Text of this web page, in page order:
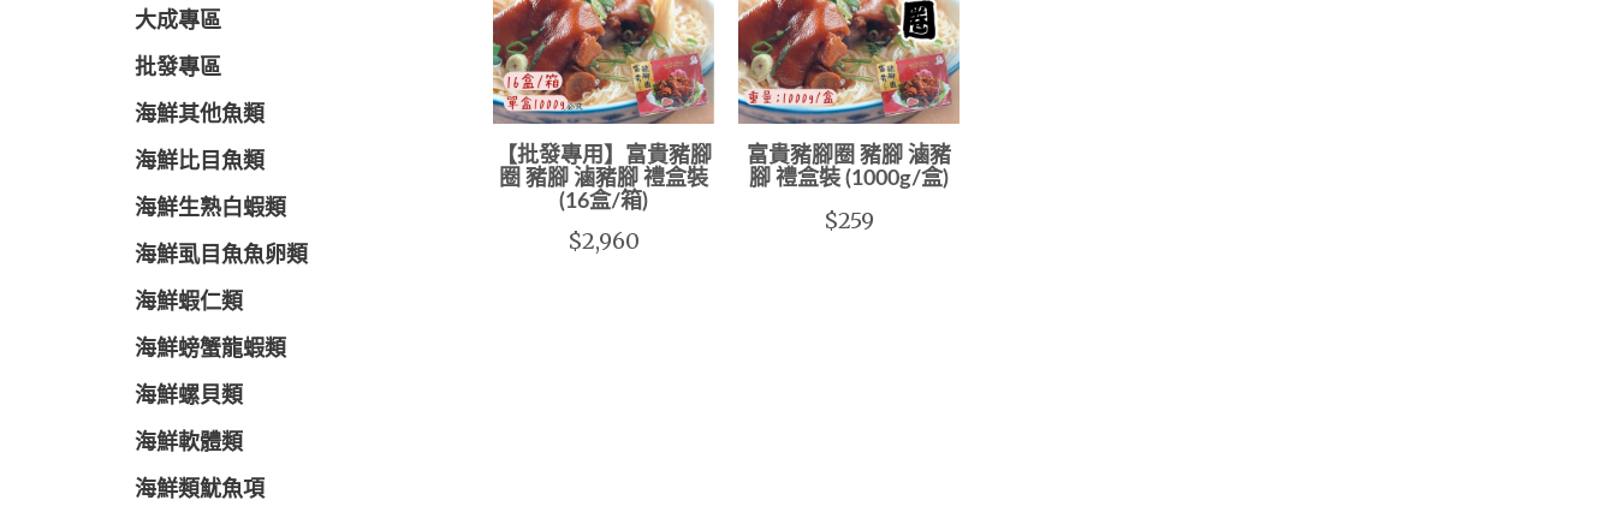
大成專區
批發專區
海鮮其他魚類
海鮮比目魚類
海鮮生熟白蝦類
海鮮虱目魚魚卵類
海鮮蝦仁類
海鮮螃蟹龍蝦類
海鮮螺貝類
海鮮軟體類
海鮮類魷魚項
【批發專用】富貴豬腳
圈 豬腳 滷豬腳 禮盒裝
(16盒/箱)
$2,960
富貴豬腳圈 豬腳 滷豬
腳 禮盒裝 (1000g/盒)
$259